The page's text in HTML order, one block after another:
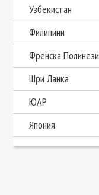
Узбекистан
Филипини
Френска
Шри Ланка
ЮАР
Япония